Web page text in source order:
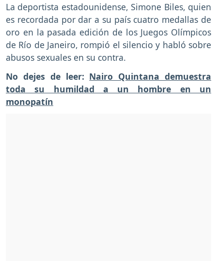
La deportista estadounidense, Simone Biles, quien
es recordada por dar a su país cuatro medallas de
oro en la pasada edición de los Juegos Olímpicos
de Río de Janeiro, rompió el silencio y habló sobre
abusos sexuales en su contra.
No dejes de leer: Nairo Quintana demuestra
toda su humildad a un hombre en un
monopatín